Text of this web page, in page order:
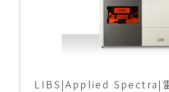
LIBS|Applied Spectra|